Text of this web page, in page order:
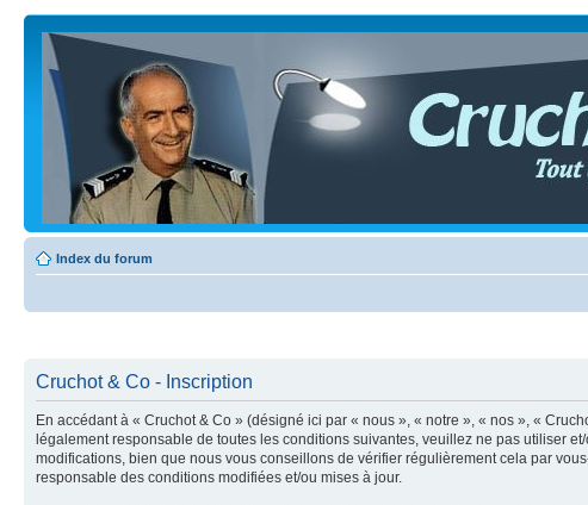
Index du forum
Cruchot & Co - Inscription
En accédant à « Cruchot & Co » (désigné ici par « nous », « notre », « nos », «
légalement responsable de toutes les conditions suivantes, veuillez ne pas utiliser
modifications, bien que nous vous conseillons de vérifier régulièrement cela par
responsable des conditions modifiées et/ou mises à jour.